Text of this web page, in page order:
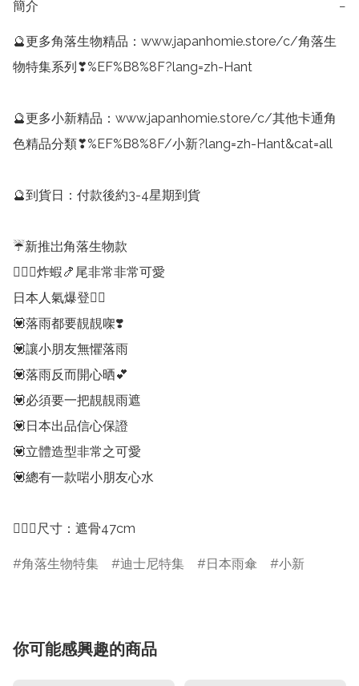
簡介 −
🔮更多角落生物精品：www.japanhomie.store/c/角落生
物特集系列❣%EF%B8%8F?lang=zh-Hant
🔮更多小新精品：www.japanhomie.store/c/其他卡通角
色精品分類❣%EF%B8%8F/小新?lang=zh-Hant&cat=all
🔮到貨日：付款後約3-4星期到貨
☔️新推岀角落生物款
💁🏻‍♀️炸蝦🍤尾非常非常可愛
日本人氣爆登😮‍💨
💟落雨都要靚靚㗎❣️
💟讓小朋友無懼落雨
💟落雨反而開心晒💕
💟必須要一把靚靚雨遮
💟日本出品信心保證
💟立體造型非常之可愛
💟總有一款啱小朋友心水
💁🏻‍♀️尺寸：遮骨47cm
角落生物特集 迪士尼特集 日本雨傘 小新
你可能感興趣的商品